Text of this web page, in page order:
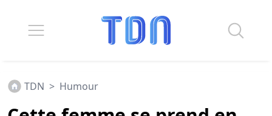
TDN > Humour